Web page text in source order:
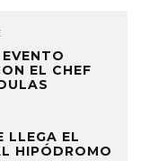
EL CHEF
LLEGA EL
HIPÓDROMO